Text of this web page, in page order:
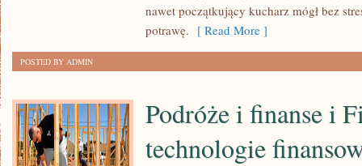
nawet początkujący kucharz mógł bez
potrawę. [ Read More ]
POSTED BY ADMIN
Podróże i finanse i
technologie